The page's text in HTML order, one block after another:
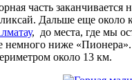
часть
Дальше еще около
, до места, где мы
немного ниже
около 13 км.